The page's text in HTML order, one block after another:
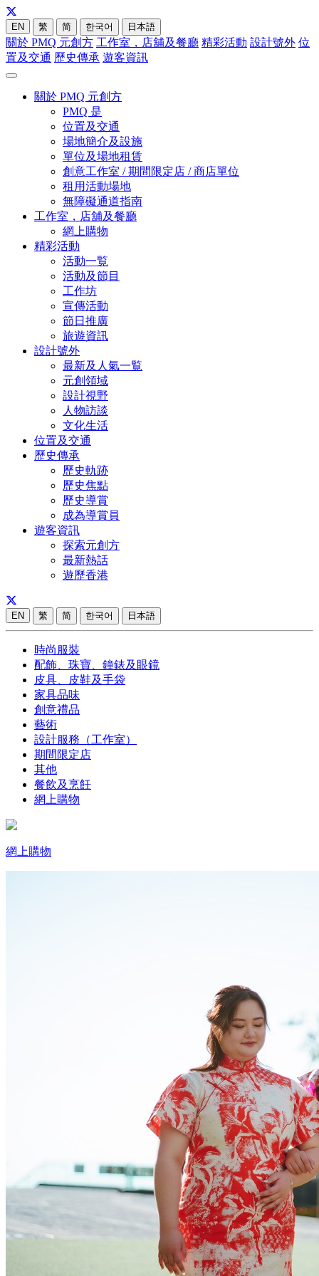
EN 繁 简 한국어 日本語
關於 PMQ 元創方 工作室，店舖及餐廳 精彩活動 設計號外 位
置及交通 歷史傳承 遊客資訊
關於 PMQ 元創方
PMQ 是
位置及交通
場地簡介及設施
單位及場地租賃
創意工作室 / 期間限定店 / 商店單位
租用活動場地
無障礙通道指南
工作室，店舖及餐廳
網上購物
精彩活動
活動一覧
活動及節目
工作坊
宣傳活動
節日推廣
旅遊資訊
設計號外
最新及人氣一覧
元創領域
設計視野
人物訪談
文化生活
位置及交通
歷史傳承
歷史軌跡
歷史焦點
歷史導賞
成為導賞員
遊客資訊
探索元創方
最新熱話
遊歷香港
EN 繁 简 한국어 日本語
時尚服裝
配飾、珠寶、鐘錶及眼鏡
皮具、皮鞋及手袋
家具品味
創意禮品
藝術
設計服務（工作室）
期間限定店
其他
餐飲及烹飪
網上購物
網上購物